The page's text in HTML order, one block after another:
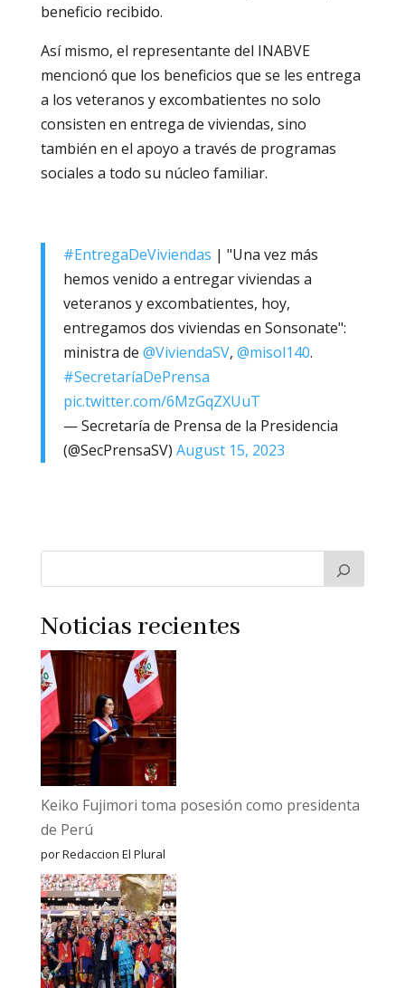
beneficio recibido.
Así mismo, el representante del INABVE
mencionó que los beneficios que se les entrega
a los veteranos y excombatientes no solo
consisten en entrega de viviendas, sino
también en el apoyo a través de programas
sociales a todo su núcleo familiar.
#EntregaDeViviendas | "Una vez más
hemos venido a entregar viviendas a
veteranos y excombatientes, hoy,
entregamos dos viviendas en Sonsonate":
ministra de @ViviendaSV, @misol140.
#SecretaríaDePrensa
pic.twitter.com/6MzGqZXUuT
— Secretaría de Prensa de la Presidencia
(@SecPrensaSV) August 15, 2023
Noticias recientes
Keiko Fujimori toma posesión como presidenta
de Perú
por Redaccion El Plural